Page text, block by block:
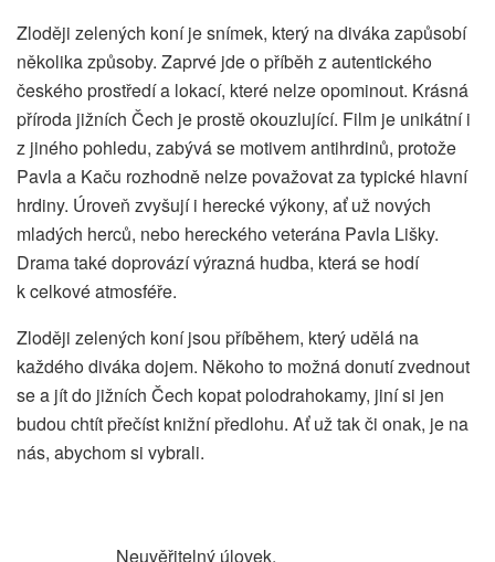
Zloději zelených koní je snímek, který na diváka zapůsobí
několika způsoby. Zaprvé jde o příběh z autentického
českého prostředí a lokací, které nelze opominout. Krásná
příroda jižních Čech je prostě okouzlující. Film je unikátní i
z jiného pohledu, zabývá se motivem antihrdinů, protože
Pavla a Kaču rozhodně nelze považovat za typické hlavní
hrdiny. Úroveň zvyšují i herecké výkony, ať už nových
mladých herců, nebo hereckého veterána Pavla Lišky.
Drama také doprovází výrazná hudba, která se hodí
k celkové atmosféře.
Zloději zelených koní jsou příběhem, který udělá na
každého diváka dojem. Někoho to možná donutí zvednout
se a jít do jižních Čech kopat polodrahokamy, jiní si jen
budou chtít přečíst knižní předlohu. Ať už tak či onak, je na
nás, abychom si vybrali.
Neuvěřitelný úlovek.